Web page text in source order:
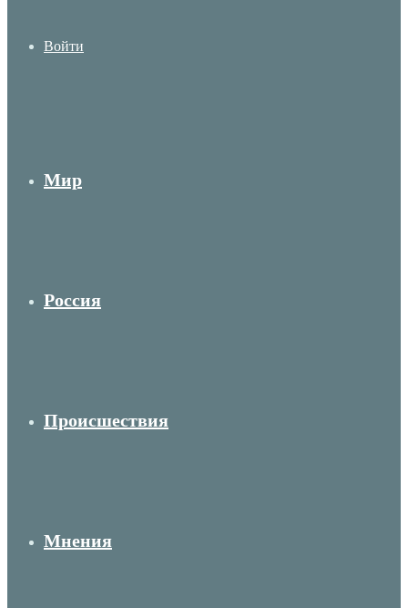
Войти
Мир
Россия
Происшествия
Мнения